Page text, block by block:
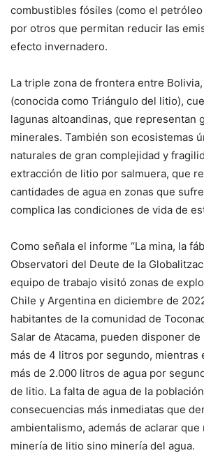
combustibles fósiles (como el
por otros que permitan reducir las
efecto invernadero.
La triple zona de frontera entre
(conocida como Triángulo del litio),
lagunas altoandinas, que representan
minerales. También son ecosistemas
naturales de gran complejidad y
extracción de litio por salmuera, que
cantidades de agua en zonas que
complica las condiciones de vida de
Como señala el informe “La mina, la
Observatori del Deute de la
equipo de trabajo visitó zonas de
Chile y Argentina en diciembre de
habitantes de la comunidad de
Salar de Atacama, pueden disponer
más de 4 litros por segundo, mientras
más de 2.000 litros de agua por
de litio. La falta de agua de la
consecuencias más inmediatas que
ambientalismo, además de aclarar que
minería de litio sino minería del agua.